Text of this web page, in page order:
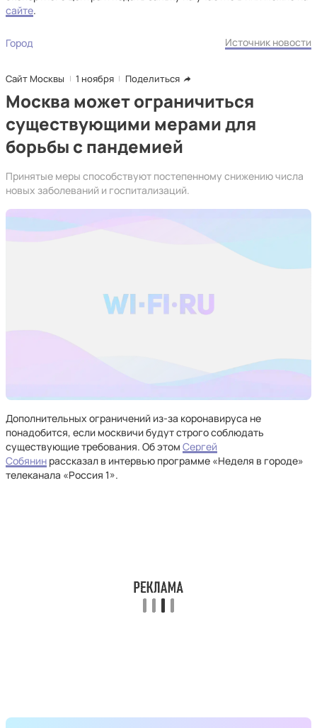
сайте.
Город Источник новости
Сайт Москвы 1 ноября Поделиться
Москва может ограничиться
существующими мерами для
борьбы с пандемией
Принятые меры способствуют постепенному снижению числа
новых заболеваний и госпитализаций.
Дополнительных ограничений из-за коронавируса не
понадобится, если москвичи будут строго соблюдать
существующие требования. Об этом Сергей
Собянин рассказал в интервью программе «Неделя в городе»
телеканала «Россия 1».